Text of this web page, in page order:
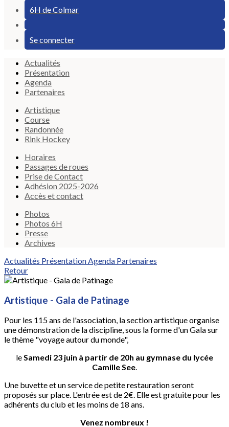
6H de Colmar
Se connecter
Actualités
Présentation
Agenda
Partenaires
Artistique
Course
Randonnée
Rink Hockey
Horaires
Passages de roues
Prise de Contact
Adhésion 2025-2026
Accès et contact
Photos
Photos 6H
Presse
Archives
Actualités PrésentationAgenda Partenaires
Retour
Artistique - Gala de Patinage
Pour les 115 ans de l'association, la section artistique organise
une démonstration de la discipline, sous la forme d'un Gala sur
le thème "voyage autour du monde",
leSamedi 23 juin à partir de 20h au gymnase du lycée
Camille See.
Une buvette et un service de petite restauration seront
proposés sur place. L'entrée est de 2€. Elle est gratuite pour les
adhérents du club et les moins de 18 ans.
Venez nombreux !